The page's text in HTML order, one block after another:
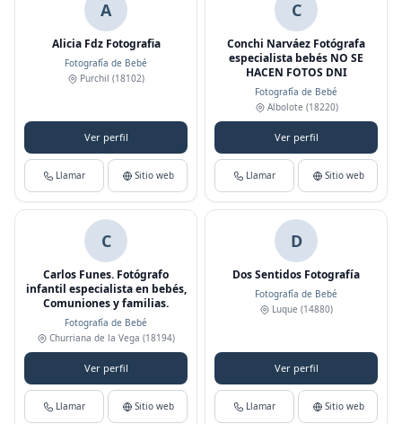
A
Alicia Fdz Fotografia
Fotografía de Bebé
Purchil (18102)
Ver perfil
Llamar Sitio web
C
Conchi Narváez Fotógrafa
especialista bebés NO SE
HACEN FOTOS DNI
Fotografía de Bebé
Albolote (18220)
Ver perfil
Llamar Sitio web
C
Carlos Funes. Fotógrafo
infantil especialista en bebés,
Comuniones y familias.
Fotografía de Bebé
Churriana de la Vega (18194)
Ver perfil
Llamar Sitio web
D
Dos Sentidos Fotografía
Fotografía de Bebé
Luque (14880)
Ver perfil
Llamar Sitio web